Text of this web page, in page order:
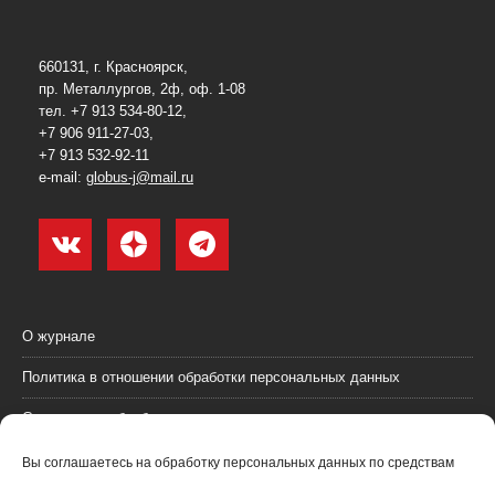
Вы соглашаетесь на обработку персональных данных по средствам
660131, г. Красноярск,
пр. Металлургов, 2ф, оф. 1-08
тел. +7 913 534-80-12,
+7 906 911-27-03,
+7 913 532-92-11
e-mail: globus-j@mail.ru
О журнале
Политика в отношении обработки персональных данных
Согласие на обработку персональных данных
Пользовательское соглашение (оферта)